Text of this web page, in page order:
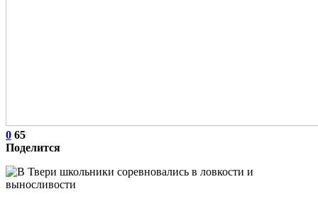
0 65
Поделится